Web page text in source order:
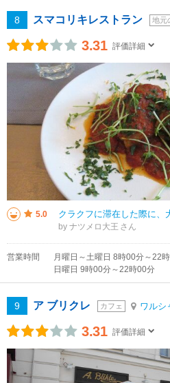
8 スマコリキレストラン 地元
3.31 評価詳細
5.0
by ナツメロ大王
営業時間
月曜日～土曜日 8時00分～22
日曜日 9時00分～22時00分
9 ア ブリクレ カフェ ワルシ
3.31 評価詳細